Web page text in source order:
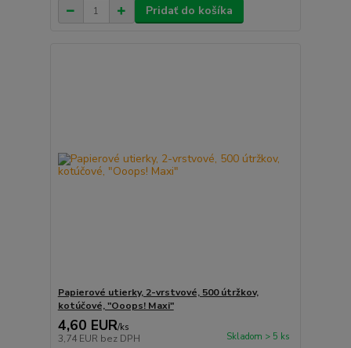
Pridať do košíka
Papierové utierky, 2-vrstvové, 500 útržkov,
kotúčové, "Ooops! Maxi"
4,60 EUR/ks
3,74 EUR bez DPH Skladom > 5 ks